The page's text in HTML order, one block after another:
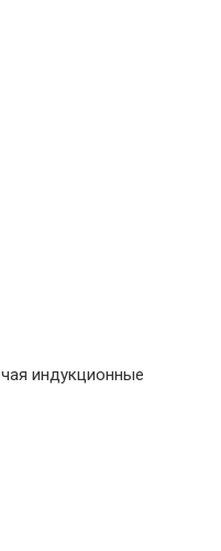
индукционные